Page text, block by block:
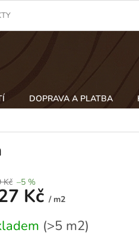
DOPRAVA A PLATBA
Kč –5 %
Kč / m2
(>5 m2)